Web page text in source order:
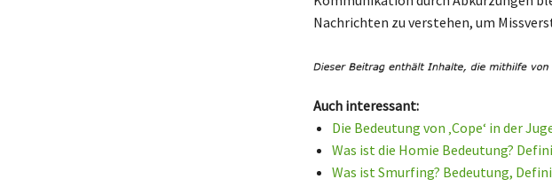
Nachrichten zu verstehen, um
Auch interessant:
Die Bedeutung von ‚Cope‘ in der
Was ist die Homie Bedeutung?
Was ist Smurfing? Bedeutung,